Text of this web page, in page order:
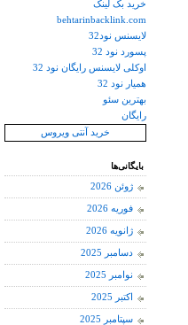
خرید بک لینک
behtarinbacklink.com
لایسنس نود32
پسورد نود 32
اوکلی لایسنس رایگان نود 32
همیار نود 32
بهترین سئو
رایگان
خرید آنتی ویروس
بایگانی‌ها
ژوئن 2026
فوریه 2026
ژانویه 2026
دسامبر 2025
نوامبر 2025
اکتبر 2025
سپتامبر 2025